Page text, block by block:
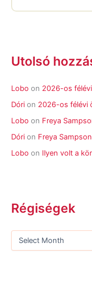
Utolsó
Lobo on 2026-os
Dóri on 2026-os félévi
Lobo on Freya
Dóri on Freya
Lobo on Ilyen volt a
Régiségek